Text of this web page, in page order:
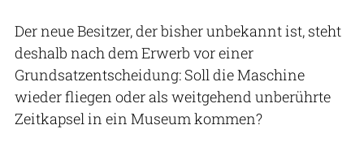
Der neue Besitzer, der bisher unbekannt ist, steht
deshalb nach dem Erwerb vor einer
Grundsatzentscheidung: Soll die Maschine
wieder fliegen oder als weitgehend unberührte
Zeitkapsel in ein Museum kommen?